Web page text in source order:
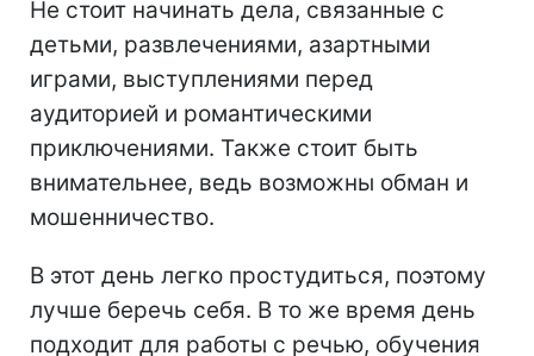
Не стоит начинать дела, связанные с
детьми, развлечениями, азартными
играми, выступлениями перед
аудиторией и романтическими
приключениями. Также стоит быть
внимательнее, ведь возможны обман и
мошенничество.
В этот день легко простудиться, поэтому
лучше беречь себя. В то же время день
подходит для работы с речью, обучения